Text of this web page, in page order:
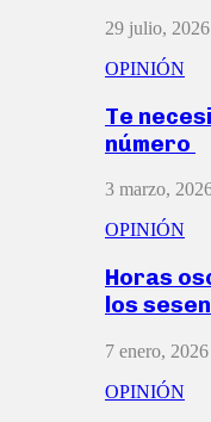
29 julio, 2026
OPINIÓN
Te
número
3 marzo,
OPINIÓN
Horas
los
7 enero, 2026
OPINIÓN